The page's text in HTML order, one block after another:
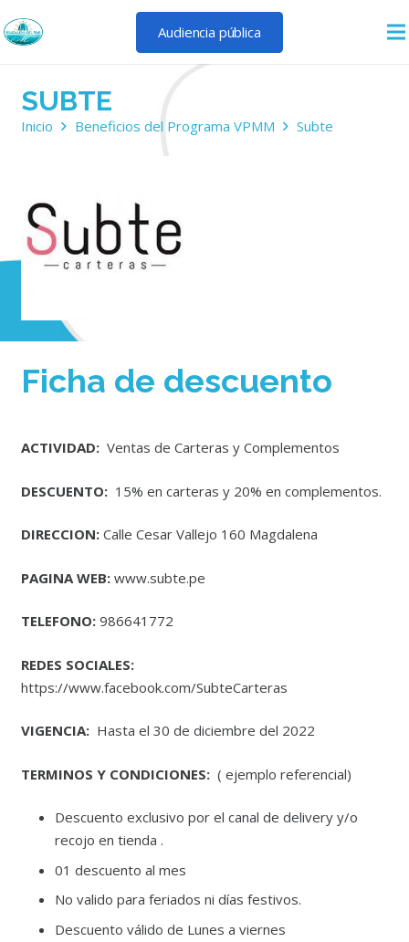
Audiencia pública
SUBTE
Inicio Beneficios del Programa VPMM Subte
Ficha de descuento
ACTIVIDAD:Ventas de Carteras y Complementos
DESCUENTO:15% en carteras y 20% en complementos.
DIRECCION:Calle Cesar Vallejo 160 Magdalena
PAGINA WEB:www.subte.pe
TELEFONO:986641772
REDES SOCIALES:
https://www.facebook.com/SubteCarteras
VIGENCIA:Hasta el 30 de diciembre del 2022
TERMINOS Y CONDICIONES:( ejemplo referencial)
Descuento exclusivo por el canal de delivery y/o
recojo en tienda .
01 descuento al mes
No valido para feriados ni días festivos.
Descuento válido de Lunes a viernes